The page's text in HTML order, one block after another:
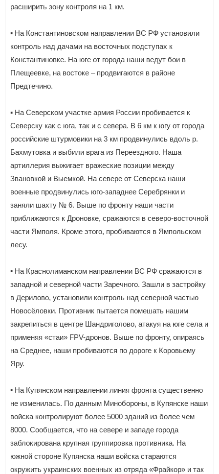
расширить зону контроля на 1 км.
▪️ На Константиновском направлении ВС РФ установили
контроль над дачами на восточных подступах к
Константиновке. На юге от города наши ведут бои в
Плещеевке, на востоке – продвигаются в районе
Предтечино.
▪️ На Северском участке армия России пробивается к
Северску как с юга, так и с севера. В 6 км к югу от города
российские штурмовики на 3 км продвинулись вдоль р.
Бахмутовка и выбили врага из Переездного. Наша
артиллерия выжигает вражеские позиции между
Звановкой и Выемкой. На севере от Северска наши
военные продвинулись юго-западнее Серебрянки и
заняли шахту № 6. Выше по фронту наши части
приближаются к Дроновке, сражаются в северо-восточной
части Ямполя. Кроме этого, пробиваются в Ямпольском
лесу.
▪️ На Краснолиманском направлении ВС РФ сражаются в
западной и северной части Заречного. Зашли в застройку
в Дерилово, установили контроль над северной частью
Новосёловки. Противник пытается помешать нашим
закрепиться в центре Шандриголово, атакуя на юге села и
применяя «стаи» FPV-дронов. Выше по фронту, опираясь
на Среднее, наши пробиваются по дороге к Коровьему
Яру.
▪️ На Купянском направлении линия фронта существенно
не изменилась. По данным Минобороны, в Купянске наши
войска контролируют более 5000 зданий из более чем
8000. Сообщается, что на севере и западе города
заблокирована крупная группировка противника. На
южной стороне Купянска наши войска стараются
окружить украинских военных из отряда «Фрайкор» и так